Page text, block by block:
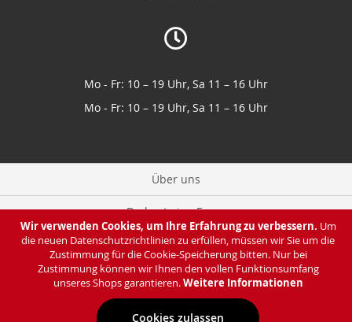
Wir verwenden Cookies, um Ihre Erfahrung zu verbessern. Um
die neuen Datenschutzrichtlinien zu erfüllen, müssen wir Sie um die
Zustimmung für die Cookie-Speicherung bitten. Nur bei
Zustimmung können wir Ihnen den vollen Funktionsumfang
unseres Shops garantieren.Weitere Informationen
Cookies zulassen
Mo - Fr: 10 – 19 Uhr, Sa 11 – 16 Uhr
Mo - Fr: 10 – 19 Uhr, Sa 11 – 16 Uhr
Über uns
Du hast eine Frage
Zahlung & Lieferung
Datenschutz